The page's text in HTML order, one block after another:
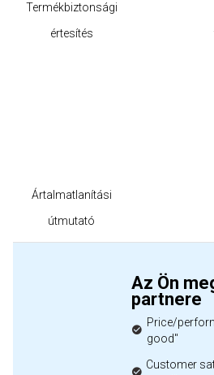
Termékbiztonsági
értesítés
Ártalmatlanítási
útmutató
Az Ön
partnere
Price/
good"
Customer